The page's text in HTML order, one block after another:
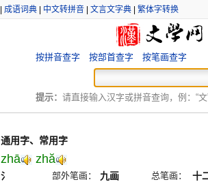
成语词典| 中文转拼音| 文言文字典| 繁体字转换
按拼音查字 按部首查字 按笔画查字
提示： 请直接输入汉字或拼音查询，例：“文
通用字、常用字
zhā zhă
氵 部外笔画： 九画 总笔画： 十